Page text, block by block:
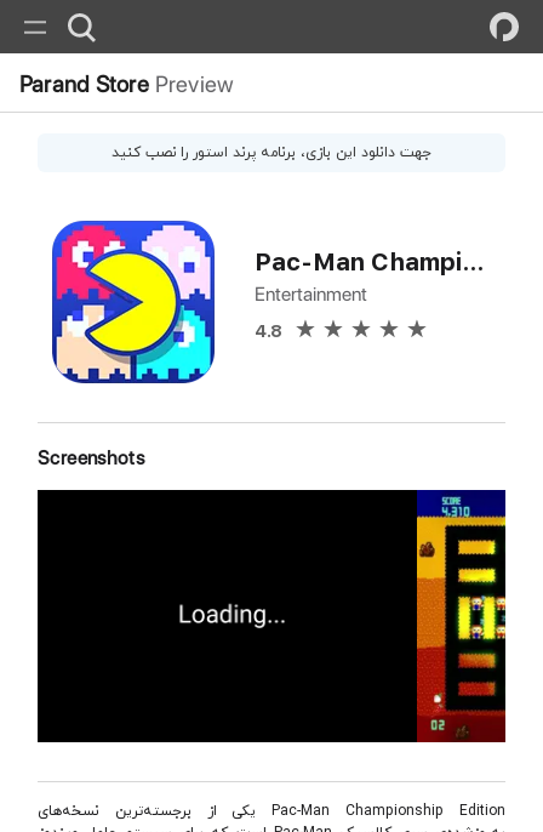
Parand Store Preview
جهت دانلود این بازی، برنامه پرند استور را نصب کنید
Pac-Man Championship
Entertainment
4.8
Screenshots
Pac-Man Championship Edition یکی از برجسته‌ترین نسخه‌های